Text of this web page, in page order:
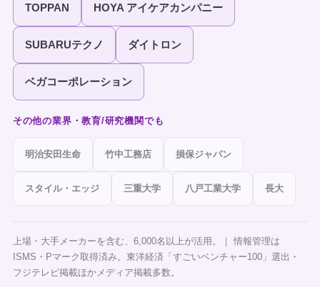
TOPPAN HOYA アイケアカンパニー
SUBARUテクノ ダイトロン
ベガコーポレーション
その他の業界・教育/研究機関でも
明治安田生命 竹中工務店 損保ジャパン
スタイル・エッジ 三重大学 八戸工業大学 長大
上場・大手メーカーを含む、6,000名以上が活用。｜ 情報管理は
ISMS・Pマーク取得済み。東洋経済「すごいベンチャー100」選出・
フジテレビ掲載ほかメディア掲載多数。